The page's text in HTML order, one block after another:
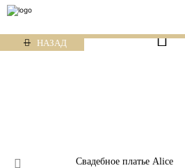
НАЗАД
Свадебное платье Alice